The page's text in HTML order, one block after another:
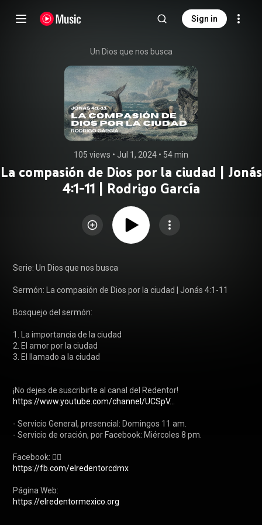
Sign in
Un Dios que nos busca
105 views • Jul 1, 2024 • 54 min
La compasión de Dios por la ciudad | Jonás
4:1-11 | Rodrigo García
Serie: Un Dios que nos busca
Sermón: La compasión de Dios por la ciudad | Jonás 4:1-11
Bosquejo del sermón:
1. La importancia de la ciudad
2. EI amor por la ciudad
3. EI llamado a la ciudad
https://www.youtube.com/channel/UCSpV...
- Servicio General, presencial: Domingos 11 am.
- Servicio de oración, por Facebook: Miércoles 8 pm.
https://fb.com/elredentorcdmx
https://elredentormexico.org